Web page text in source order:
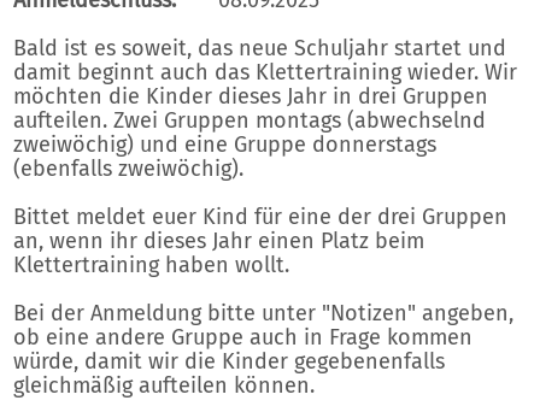
Bald ist es soweit, das neue Schuljahr startet und
damit beginnt auch das Klettertraining wieder. Wir
möchten die Kinder dieses Jahr in drei Gruppen
aufteilen. Zwei Gruppen montags (abwechselnd
zweiwöchig) und eine Gruppe donnerstags
(ebenfalls zweiwöchig).
Bittet meldet euer Kind für eine der drei Gruppen
an, wenn ihr dieses Jahr einen Platz beim
Klettertraining haben wollt.
Bei der Anmeldung bitte unter "Notizen" angeben,
ob eine andere Gruppe auch in Frage kommen
würde, damit wir die Kinder gegebenenfalls
gleichmäßig aufteilen können.